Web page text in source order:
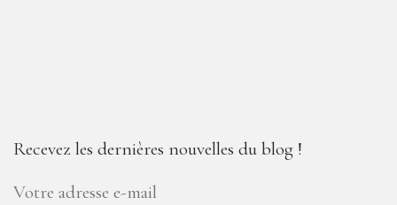
Recevez les dernières nouvelles du blog !
Votre adresse e-mail